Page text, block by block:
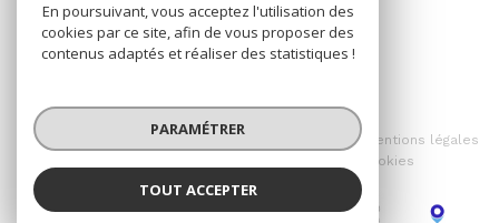
IMMO VAROIS
© 2026 | Tous droits réservés
Nos honoraires
Nos partenaires
Mentions légales
Cookies
En poursuivant, vous acceptez l'utilisation des
cookies par ce site, afin de vous proposer des
contenus adaptés et réaliser des statistiques !
PARAMÉTRER
TOUT ACCEPTER